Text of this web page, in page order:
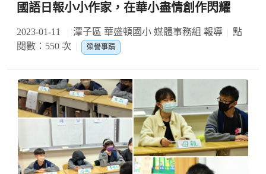
國語日報小小作家，在華小盡情創作閃耀
2023-01-11 潭子區 華盛頓國小 媒體事務組 報導
點
閱數：550 次
榮譽事蹟